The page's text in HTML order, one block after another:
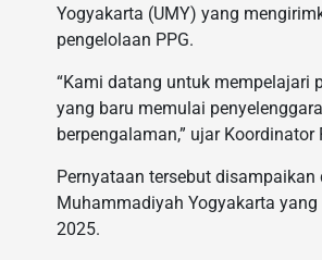
Yogyakarta (UMY) yang
pengelolaan PPG.
“Kami datang untuk mempelajari
yang baru memulai
berpengalaman,” ujar Koordinator
Pernyataan tersebut
Muhammadiyah Yogyakarta yang
2025.